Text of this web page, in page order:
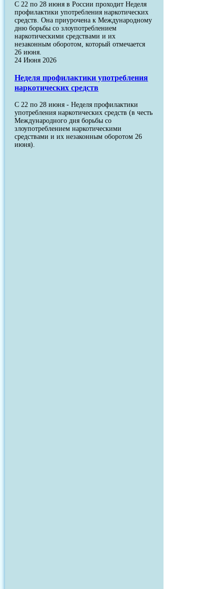
С 22 по 28 июня в России проходит Неделя
профилактики употребления наркотических
средств. Она приурочена к Международному
дню борьбы со злоупотреблением
наркотическими средствами и их
незаконным оборотом, который отмечается
26 июня.
24 Июня 2026
Неделя профилактики употребления
наркотических средств
С 22 по 28 июня - Неделя профилактики
употребления наркотических средств (в честь
Международного дня борьбы со
злоупотреблением наркотическими
средствами и их незаконным оборотом 26
июня).